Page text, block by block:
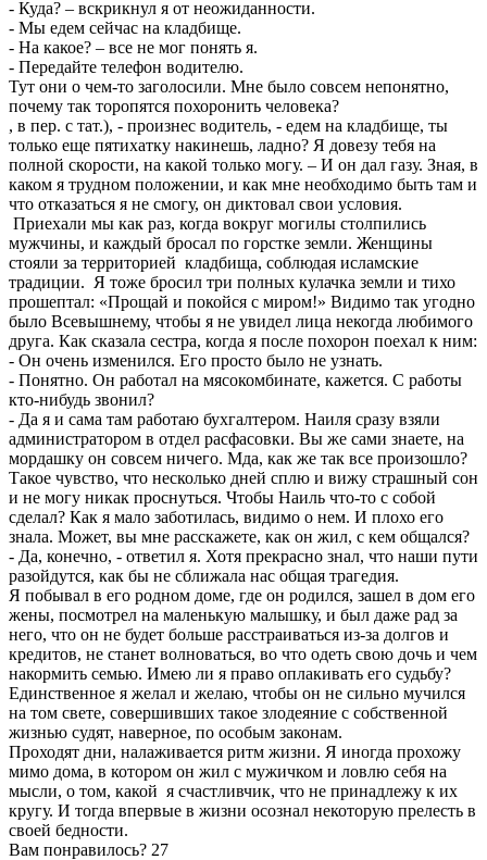
- Куда? – вскрикнул я от неожиданности.
- Мы едем сейчас на кладбище.
- На какое? – все не мог понять я.
- Передайте телефон водителю.
Тут они о чем-то заголосили. Мне было совсем непонятно,
почему так торопятся похоронить человека?
, в пер. с тат.), - произнес водитель, - едем на кладбище, ты
только еще пятихатку накинешь, ладно? Я довезу тебя на
полной скорости, на какой только могу. – И он дал газу. Зная, в
каком я трудном положении, и как мне необходимо быть там и
что отказаться я не смогу, он диктовал свои условия.
Приехали мы как раз, когда вокруг могилы столпились
мужчины, и каждый бросал по горстке земли. Женщины
стояли за территорией кладбища, соблюдая исламские
традиции. Я тоже бросил три полных кулачка земли и тихо
прошептал: «Прощай и покойся с миром!» Видимо так угодно
было Всевышнему, чтобы я не увидел лица некогда любимого
друга. Как сказала сестра, когда я после похорон поехал к ним:
- Он очень изменился. Его просто было не узнать.
- Понятно. Он работал на мясокомбинате, кажется. С работы
кто-нибудь звонил?
- Да я и сама там работаю бухгалтером. Наиля сразу взяли
администратором в отдел расфасовки. Вы же сами знаете, на
мордашку он совсем ничего. Мда, как же так все произошло?
Такое чувство, что несколько дней сплю и вижу страшный сон
и не могу никак проснуться. Чтобы Наиль что-то с собой
сделал? Как я мало заботилась, видимо о нем. И плохо его
знала. Может, вы мне расскажете, как он жил, с кем общался?
- Да, конечно, - ответил я. Хотя прекрасно знал, что наши пути
разойдутся, как бы не сближала нас общая трагедия.
Я побывал в его родном доме, где он родился, зашел в дом его
жены, посмотрел на маленькую малышку, и был даже рад за
него, что он не будет больше расстраиваться из-за долгов и
кредитов, не станет волноваться, во что одеть свою дочь и чем
накормить семью. Имею ли я право оплакивать его судьбу?
Единственное я желал и желаю, чтобы он не сильно мучился
на том свете, совершивших такое злодеяние с собственной
жизнью судят, наверное, по особым законам.
Проходят дни, налаживается ритм жизни. Я иногда прохожу
мимо дома, в котором он жил с мужичком и ловлю себя на
мысли, о том, какой я счастливчик, что не принадлежу к их
кругу. И тогда впервые в жизни осознал некоторую прелесть в
своей бедности.
Вам понравилось? 27